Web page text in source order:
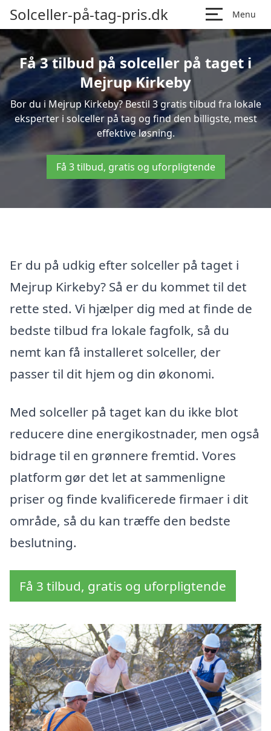
Solceller-på-tag-pris.dk Menu
Få 3 tilbud på solceller på taget i
Mejrup Kirkeby
Bor du i Mejrup Kirkeby? Bestil 3 gratis tilbud fra lokale
eksperter i solceller på tag og find den billigste, mest
effektive løsning.
Få 3 tilbud, gratis og uforpligtende
Er du på udkig efter solceller på taget i
Mejrup Kirkeby? Så er du kommet til det
rette sted. Vi hjælper dig med at finde de
bedste tilbud fra lokale fagfolk, så du
nemt kan få installeret solceller, der
passer til dit hjem og din økonomi.
Med solceller på taget kan du ikke blot
reducere dine energikostnader, men også
bidrage til en grønnere fremtid. Vores
platform gør det let at sammenligne
priser og finde kvalificerede firmaer i dit
område, så du kan træffe den bedste
beslutning.
Få 3 tilbud, gratis og uforpligtende